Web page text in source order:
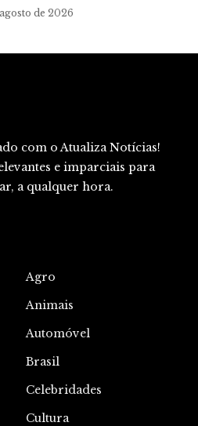
de 2026
com o Atualiza Notícias!
e imparciais para
a qualquer hora.
Agro
Animais
Automóvel
Brasil
Celebridades
Cultura